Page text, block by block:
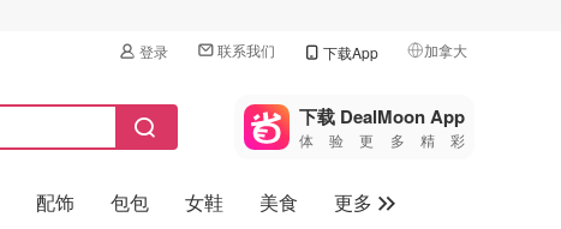
登录 联系我们 下载App 加拿大
🇺🇸
美国
🇨🇳中国
🇨🇦加拿大
下载 DealMoon App
体验更多精彩
配饰 包包 女鞋 美食
更多